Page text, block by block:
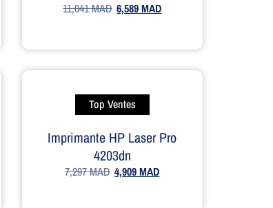
11,041MAD 6,589MAD
Top Ventes
Imprimante HP Laser Pro
4203dn
7,297MAD 4,909MAD